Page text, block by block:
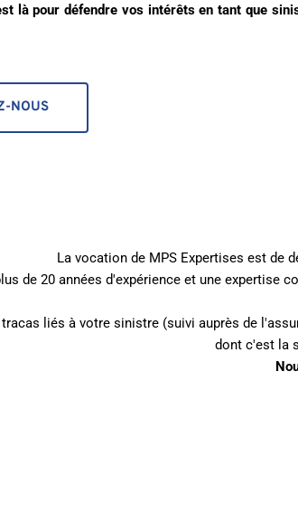
là pour défendre vos intérêts en tant que
NOUS
La vocation de MPS Expertises est de
de 20 années d'expérience et une expertise
tracas liés à votre sinistre (suivi auprès de
dont c'est la